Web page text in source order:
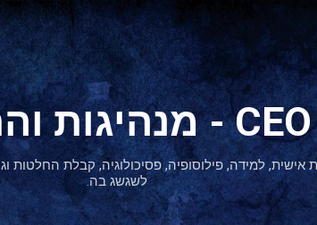
דילוג לתוכן הראשי
אישית, למידה, פילוסופיה, פסיכולוגיה, קבלת החלטות
לשגשג בה.